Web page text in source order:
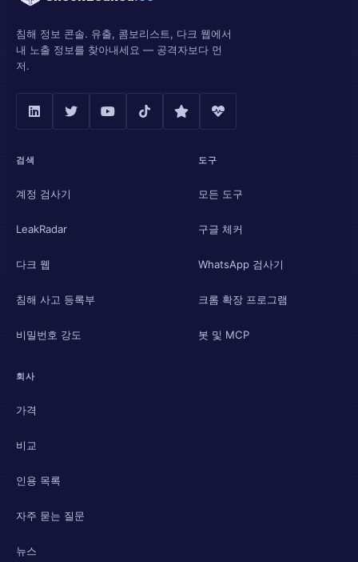
침해 정보 콘솔. 유출, 콤보리스트, 다크 웹에서
내 노출 정보를 찾아내세요 — 공격자보다 먼
저.
검색
계정 검사기
LeakRadar
다크 웹
침해 사고 등록부
비밀번호 강도
도구
모든 도구
구글 체커
WhatsApp 검사기
크롬 확장 프로그램
봇 및 MCP
회사
가격
비교
인용 목록
자주 묻는 질문
뉴스